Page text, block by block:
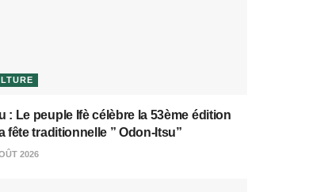
: Le peuple Ifè célèbre la 53ème édition
fête traditionnelle ” Odon-Itsu”
2026